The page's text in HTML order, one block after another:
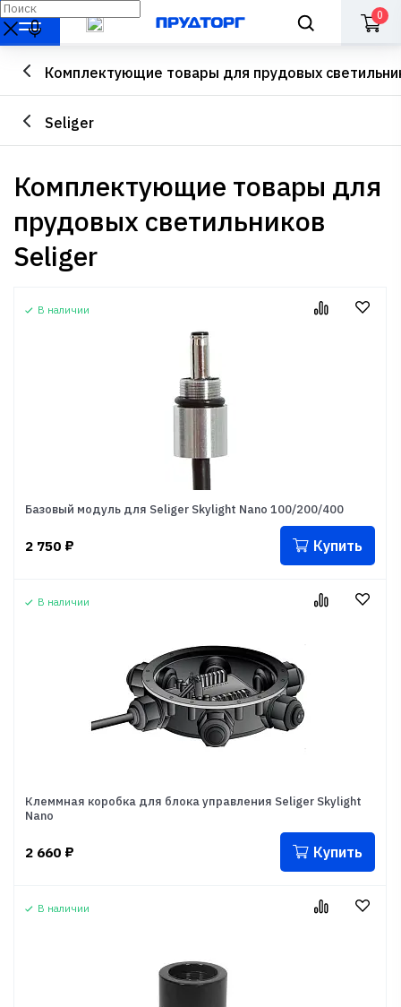
0
Комплектующие товары для прудовых
Seliger
Комплектующие товары для
прудовых светильников
Seliger
В наличии
Базовый модуль для Seliger Skylight Nano 100/200/400
2 750 ₽ Купить
В наличии
Клеммная коробка для блока управления Seliger Skylight
Nano
2 660 ₽ Купить
В наличии